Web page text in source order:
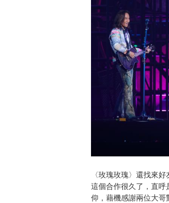
〈玫瑰玫瑰〉還找來
這個合作很久了，直呼
仰，藉機感謝兩位大哥